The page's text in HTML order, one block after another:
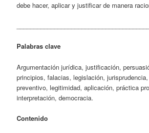
debe hacer, aplicar y justificar de manera
Palabras clave
Argumentación jurídica, justificación,
principios, falacias, legislación,
preventivo, legitimidad, aplicación, práctica
interpretación, democracia.
Contenido